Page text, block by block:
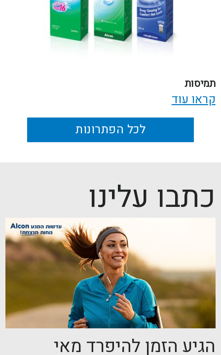
תמיסות
קראו עוד
לכל הפתרונות
כתבו עלינו
הגיע הזמן להיפרד מאי